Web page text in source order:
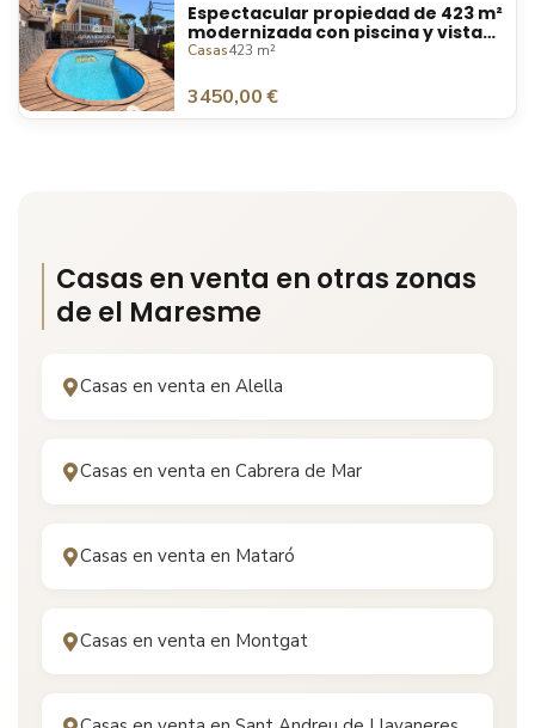
Espectacular propiedad de 423 m²
modernizada con piscina y vistas
a la montaña en Premià de Dalt
Casas423 m²
3450,00 €
Casas en venta en otras zonas
de el Maresme
Casas en venta en Alella
Casas en venta en Cabrera de Mar
Casas en venta en Mataró
Casas en venta en Montgat